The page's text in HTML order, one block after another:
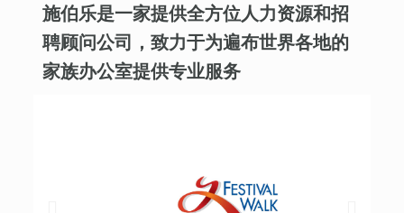
施伯乐是一家提供全方位人力资源和招
聘顾问公司，致力于为遍布世界各地的
家族办公室提供专业服务